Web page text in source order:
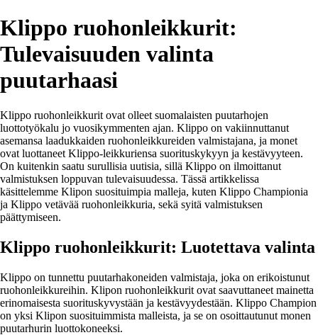
Klippo ruohonleikkurit:
Tulevaisuuden valinta
puutarhaasi
Klippo ruohonleikkurit ovat olleet suomalaisten puutarhojen
luottotyökalu jo vuosikymmenten ajan. Klippo on vakiinnuttanut
asemansa laadukkaiden ruohonleikkureiden valmistajana, ja monet
ovat luottaneet Klippo-leikkuriensa suorituskykyyn ja kestävyyteen.
On kuitenkin saatu surullisia uutisia, sillä Klippo on ilmoittanut
valmistuksen loppuvan tulevaisuudessa. Tässä artikkelissa
käsittelemme Klipon suosituimpia malleja, kuten Klippo Championia
ja Klippo vetävää ruohonleikkuria, sekä syitä valmistuksen
päättymiseen.
Klippo ruohonleikkurit: Luotettava valinta
Klippo on tunnettu puutarhakoneiden valmistaja, joka on erikoistunut
ruohonleikkureihin. Klipon ruohonleikkurit ovat saavuttaneet mainetta
erinomaisesta suorituskyvystään ja kestävyydestään. Klippo Champion
on yksi Klipon suosituimmista malleista, ja se on osoittautunut monen
puutarhurin luottokoneeksi.